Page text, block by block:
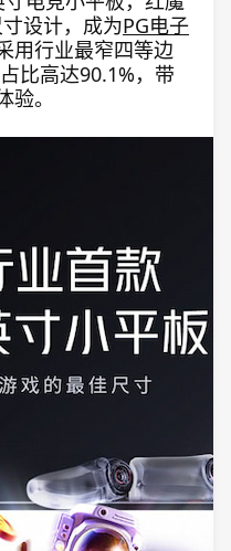
设计，成为PG电子
用行业最窄四等边
比高达90.1%，带
。